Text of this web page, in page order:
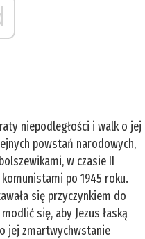
niepodległości i walk o jej
powstań narodowych,
w czasie II
po 1945 roku.
się przyczynkiem do
się, aby Jezus łaską
jej zmartwychwstanie